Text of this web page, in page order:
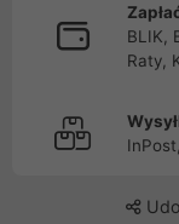
BLIK,
Raty,